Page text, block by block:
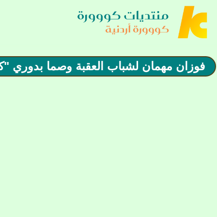
منتديات كووورة
كووورة أردنية
فوزان مهمان لشباب العقبة وصما بدوري